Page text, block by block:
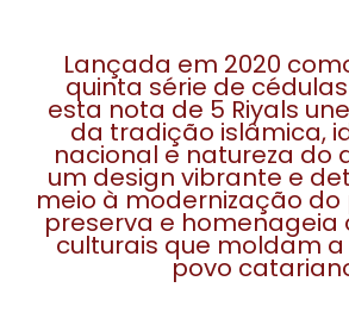
Lançada em 2020
quinta série de
esta nota de 5 Riyals
da tradição islâmica,
nacional e natureza do
um design vibrante e
meio à modernização do
preserva e homenageia
culturais que moldam
povo